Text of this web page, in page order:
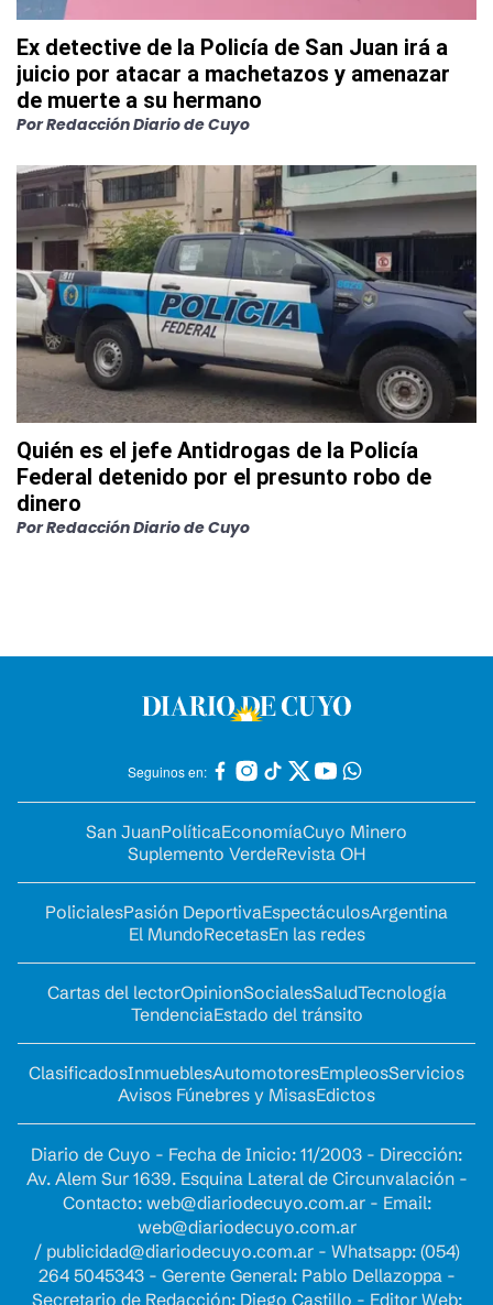
Ex detective de la Policía de San Juan irá a
juicio por atacar a machetazos y amenazar
de muerte a su hermano
PorRedacción Diario de Cuyo
Quién es el jefe Antidrogas de la Policía
Federal detenido por el presunto robo de
dinero
PorRedacción Diario de Cuyo
Seguinos en:
San JuanPolíticaEconomíaCuyo Minero
Suplemento VerdeRevista OH
PolicialesPasión DeportivaEspectáculosArgentina
El MundoRecetasEn las redes
Cartas del lectorOpinionSocialesSaludTecnología
TendenciaEstado del tránsito
ClasificadosInmueblesAutomotoresEmpleosServicios
Avisos Fúnebres y MisasEdictos
Diario de Cuyo - Fecha de Inicio: 11/2003 - Dirección:
Av. Alem Sur 1639. Esquina Lateral de Circunvalación -
Contacto: web@diariodecuyo.com.ar- Email:
web@diariodecuyo.com.ar
/ publicidad@diariodecuyo.com.ar- Whatsapp: (054)
264 5045343 - Gerente General: Pablo Dellazoppa -
Secretario de Redacción: Diego Castillo - Editor Web: